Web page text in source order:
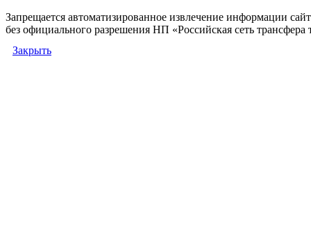
Запрещается автоматизированное извлечение информации
без официального разрешения НП «Российская сеть трансфера
Закрыть